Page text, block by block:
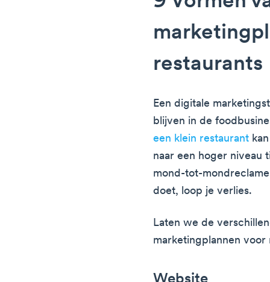
restaurants
Een digitale
blijven in de
een klein restaurant
naar een hoger niveau
mond-tot-
doet, loop je verlies.
Laten we de
marketingplannen voor